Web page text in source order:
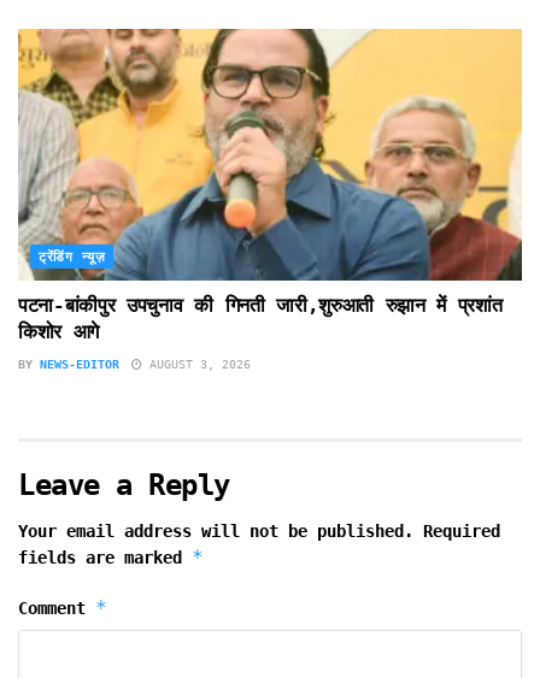
ट्रेंडिंग न्यूज़
पटना-बांकीपुर उपचुनाव की गिनती जारी,शुरुआती रुझान में प्रशांत
किशोर आगे
BY NEWS-EDITOR AUGUST 3, 2026
Leave a Reply
Your email address will not be published.
Required
fields are marked *
Comment *